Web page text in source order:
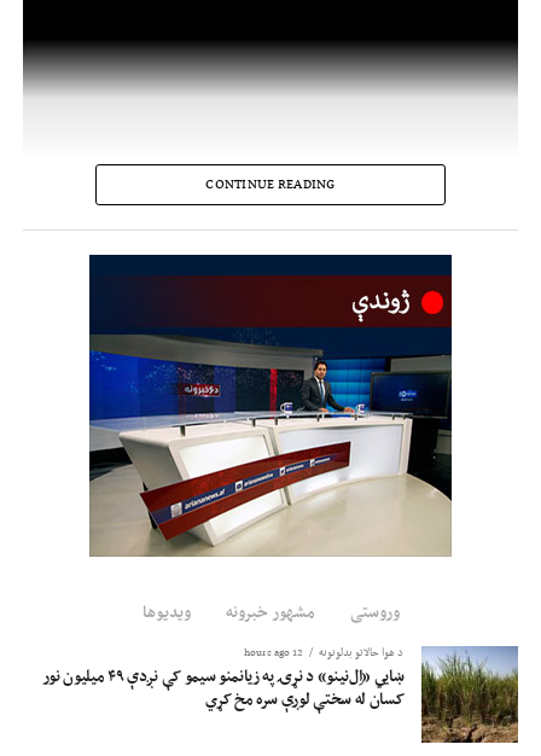
CONTINUE READING
وروستی مشهور خبرونه ویدیوها
د هوا حالاتو بدلونونه 12 hours ago
ښايي «اِل‌نینو» د نړۍ په زیانمنو سیمو کې نږدې ۴۹ میلیون نور
کسان له سختې لوږې سره مخ کړي